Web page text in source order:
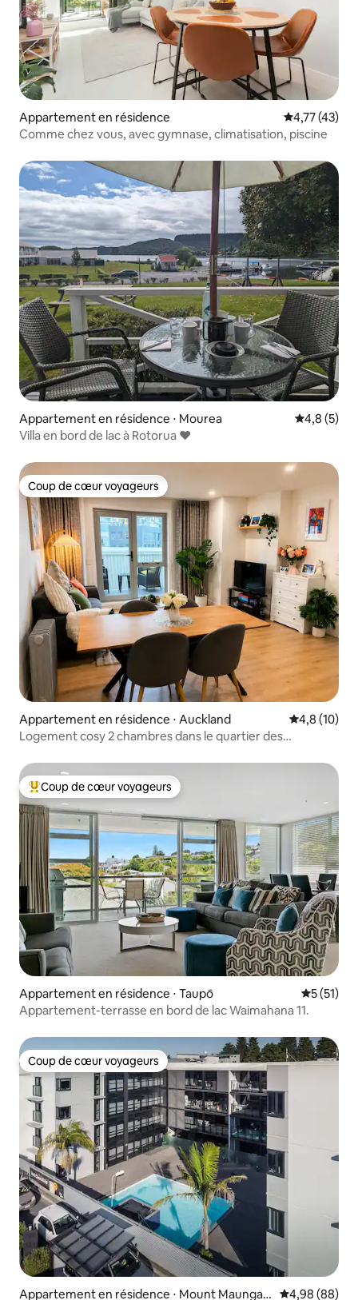
Appartement en résidence Évaluation
4,77 (43)
Comme chez vous, avec gymnase, climatisation, piscine
Appartement en résidence ⋅ Mourea Évaluation
4,8 (5)
Villa en bord de lac à Rotorua ❤️
Coup de cœur voyageurs
Coup de cœur voyageurs
Appartement en résidence ⋅ Auckland Évaluation
4,8 (10)
Logement cosy 2 chambres dans le quartier des
Coups de cœur voyageurs les plus appréciés
Coup de cœur voyageurs
Appartement en résidence ⋅ Taupō
5 (51)
Appartement-terrasse en bord de lac Waimahana 11.
Coup de cœur voyageurs
Coup de cœur voyageurs
Appartement en résidence ⋅ Mount Maungan
Évaluation
4,98 (88)